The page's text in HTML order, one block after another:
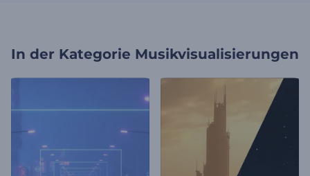
In der Kategorie Musikvisualisierungen